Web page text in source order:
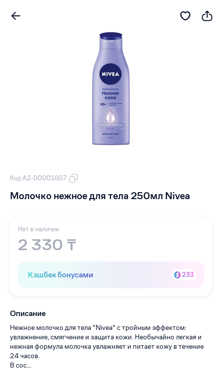
Код А2-00001607
Молочко нежное для тела 250мл Nivea
Нет в наличии
2 330 ₸
Кэшбек бонусами 233
Описание
Нежное молочко для тела "Nivea" с тройным эффектом:
увлажнение, смягчение и защита кожи. Необычайно легкая и
нежная формула молочка увлажняет и питает кожу в течение
24 часов.
В сос...